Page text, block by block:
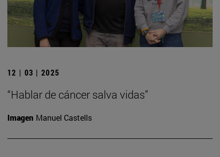
12 | 03 | 2025
“Hablar de cáncer salva vidas”
Imagen Manuel Castells